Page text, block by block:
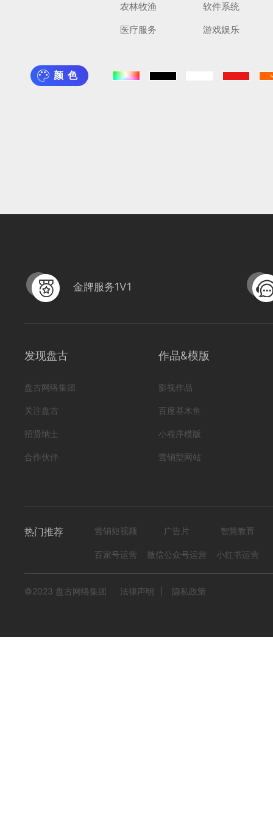
农林牧渔
软件系统
医疗服务
游戏娱乐
颜色
金牌服务1V1
发现盘古
盘古网络集团
关注盘古
招贤纳士
合作伙伴
作品&模版
影视作品
百度基木鱼
小程序模版
营销型网站
热门推荐 营销短视频 广告片 智慧教育
百家号运营 微信公众号运营 小红书运营
©2023 盘古网络集团 法律声明 隐私政策